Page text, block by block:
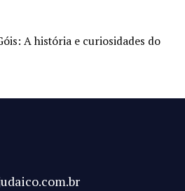
A história e curiosidades do